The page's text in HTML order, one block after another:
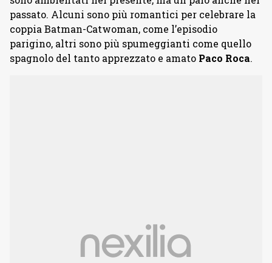
passato. Alcuni sono più romantici per celebrare la
coppia Batman-Catwoman, come l’episodio
parigino, altri sono più spumeggianti come quello
spagnolo del tanto apprezzato e amato Paco Roca.